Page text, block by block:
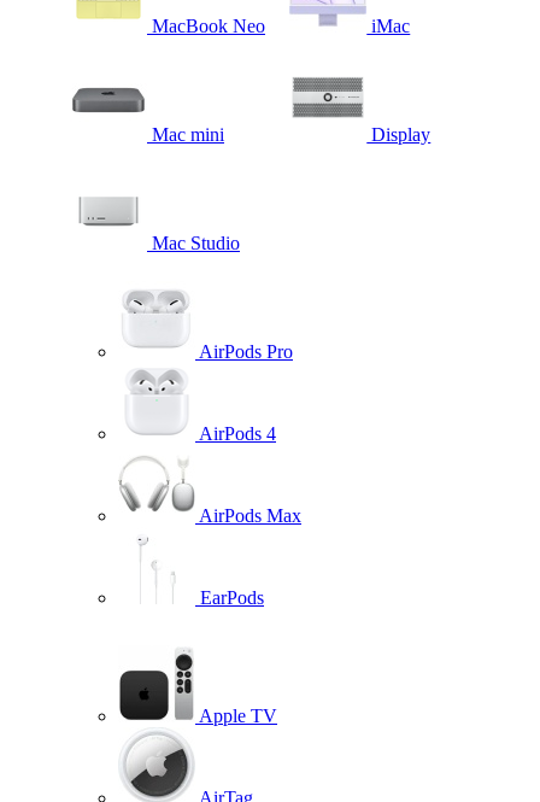
MacBook Neo iMac
Mac mini Display
Mac Studio
AirPods Pro
AirPods 4
AirPods Max
EarPods
Apple TV